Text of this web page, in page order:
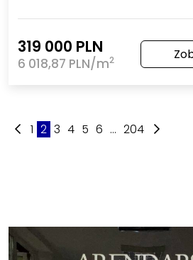
319 000 PLN
6 018,87 PLN/m2
1 2 3 4 5 6 ... 204